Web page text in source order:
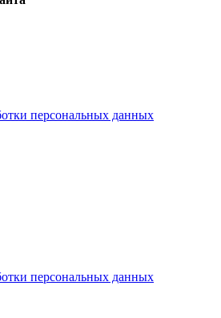
персональных данных
персональных данных